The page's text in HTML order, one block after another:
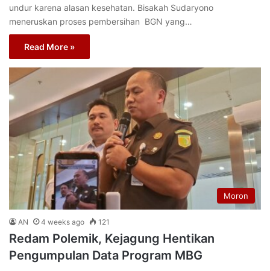
undur karena alasan kesehatan. Bisakah Sudaryono
meneruskan proses pembersihan BGN yang…
Read More »
Moron
AN 4 weeks ago 121
Redam Polemik, Kejagung Hentikan
Pengumpulan Data Program MBG